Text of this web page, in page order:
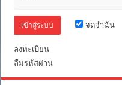
จดจำฉัน
ลงทะเบียน
ลืมรหัสผ่าน